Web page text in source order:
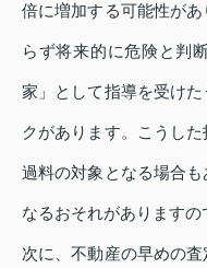
倍に増加する可能性が
らず将来的に危険と判
家」として指導を受け
クがあります。こうし
過料の対象となる場合
なるおそれがありますの
次に、不動産の早めの